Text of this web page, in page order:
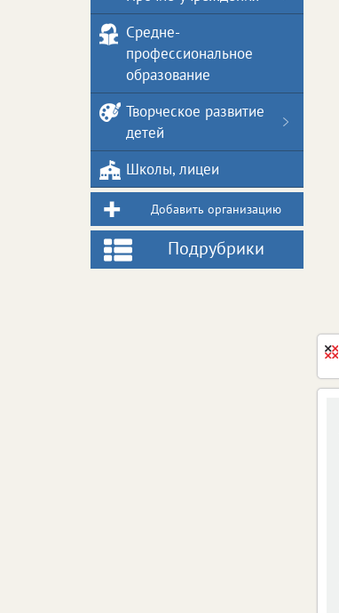
Средне-
профессиональное
образование
Творческое развитие
детей
Школы, лицеи
Добавить организацию
Подрубрики